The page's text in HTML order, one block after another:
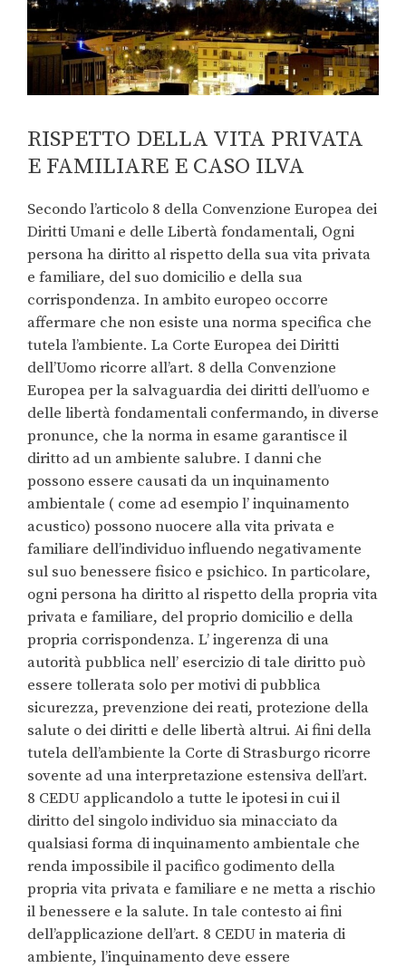
RISPETTO DELLA VITA PRIVATA
E FAMILIARE E CASO ILVA
Secondo l’articolo 8 della Convenzione Europea dei
Diritti Umani e delle Libertà fondamentali, Ogni
persona ha diritto al rispetto della sua vita privata
e familiare, del suo domicilio e della sua
corrispondenza. In ambito europeo occorre
affermare che non esiste una norma specifica che
tutela l’ambiente. La Corte Europea dei Diritti
dell’Uomo ricorre all’art. 8 della Convenzione
Europea per la salvaguardia dei diritti dell’uomo e
delle libertà fondamentali confermando, in diverse
pronunce, che la norma in esame garantisce il
diritto ad un ambiente salubre. I danni che
possono essere causati da un inquinamento
ambientale ( come ad esempio l’ inquinamento
acustico) possono nuocere alla vita privata e
familiare dell’individuo influendo negativamente
sul suo benessere fisico e psichico. In particolare,
ogni persona ha diritto al rispetto della propria vita
privata e familiare, del proprio domicilio e della
propria corrispondenza. L’ ingerenza di una
autorità pubblica nell’ esercizio di tale diritto può
essere tollerata solo per motivi di pubblica
sicurezza, prevenzione dei reati, protezione della
salute o dei diritti e delle libertà altrui. Ai fini della
tutela dell’ambiente la Corte di Strasburgo ricorre
sovente ad una interpretazione estensiva dell’art.
8 CEDU applicandolo a tutte le ipotesi in cui il
diritto del singolo individuo sia minacciato da
qualsiasi forma di inquinamento ambientale che
renda impossibile il pacifico godimento della
propria vita privata e familiare e ne metta a rischio
il benessere e la salute. In tale contesto ai fini
dell’applicazione dell’art. 8 CEDU in materia di
ambiente, l’inquinamento deve essere